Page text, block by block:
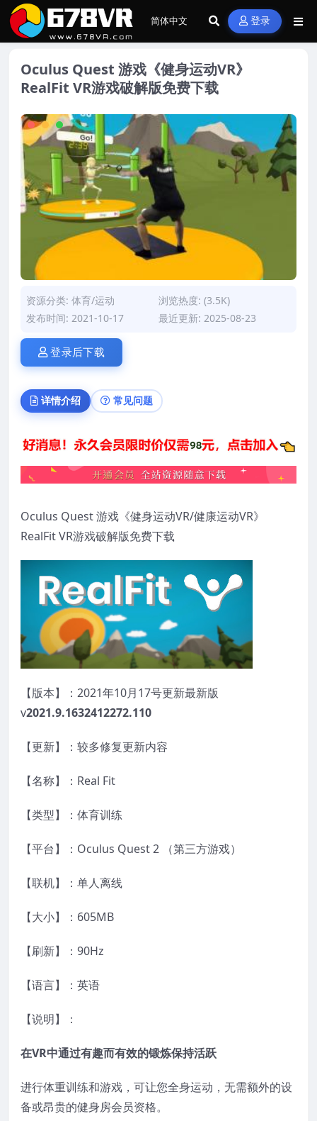
登录
Oculus Quest 游戏《健身运动VR》
RealFit VR游戏破解版免费下载
资源分类: 体育/运动
浏览热度: (3.5K)
发布时间: 2021-10-17
最近更新: 2025-08-23
登录后下载
详情介绍 常见问题
Oculus Quest 游戏《健身运动VR/健康运动VR》
RealFit VR游戏破解版免费下载
【版本】：2021年10月17号更新最新版
v2021.9.1632412272.110
【更新】：较多修复更新内容
【名称】：Real Fit
【类型】：体育训练
【平台】：Oculus Quest 2 （第三方游戏）
【联机】：单人离线
【大小】：605MB
【刷新】：90Hz
【语言】：英语
【说明】：
在VR中通过有趣而有效的锻炼保持活跃
进行体重训练和游戏，可让您全身运动，无需额外的设
备或昂贵的健身房会员资格。